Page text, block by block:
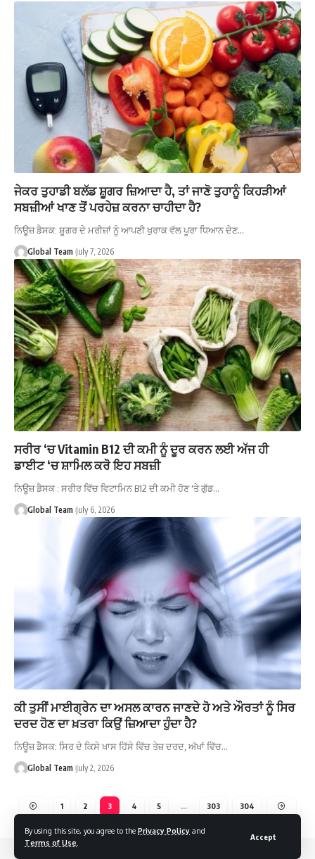
By using this site, you agree to the Privacy Policy and
Terms of Use
Accept
ਜੇਕਰ ਤੁਹਾਡੀ ਬਲੱਡ ਸ਼ੂਗਰ ਜ਼ਿਆਦਾ ਹੈ, ਤਾਂ ਜਾਣੋ ਤੁਹਾਨੂੰ ਕਿਹੜੀਆਂ
ਸਬਜ਼ੀਆਂ ਖਾਣ ਤੋਂ ਪਰਹੇਜ਼ ਕਰਨਾ ਚਾਹੀਦਾ ਹੈ?
ਨਿਊਜ਼ ਡੈਸਕ: ਸ਼ੂਗਰ ਦੇ ਮਰੀਜ਼ਾਂ ਨੂੰ ਆਪਣੀ ਖੁਰਾਕ ਵੱਲ ਪੂਰਾ ਧਿਆਨ ਦੇਣ…
Global Team July 7, 2026
ਸਰੀਰ ‘ਚ Vitamin B12 ਦੀ ਕਮੀ ਨੂੰ ਦੂਰ ਕਰਨ ਲਈ ਅੱਜ ਹੀ
ਡਾਈਟ ‘ਚ ਸ਼ਾਮਿਲ ਕਰੋ ਇਹ ਸਬਜ਼ੀ
ਨਿਊਜ਼ ਡੈਸਕ : ਸਰੀਰ ਵਿੱਚ ਵਿਟਾਮਿਨ B12 ਦੀ ਕਮੀ ਹੋਣ 'ਤੇ ਗੁੱਡ…
Global Team July 6, 2026
ਕੀ ਤੁਸੀਂ ਮਾਈਗ੍ਰੇਨ ਦਾ ਅਸਲ ਕਾਰਨ ਜਾਣਦੇ ਹੋ ਅਤੇ ਔਰਤਾਂ ਨੂੰ ਸਿਰ
ਦਰਦ ਹੋਣ ਦਾ ਖ਼ਤਰਾ ਕਿਉਂ ਜ਼ਿਆਦਾ ਹੁੰਦਾ ਹੈ?
ਨਿਊਜ਼ ਡੈਸਕ: ਸਿਰ ਦੇ ਕਿਸੇ ਖਾਸ ਹਿੱਸੇ ਵਿੱਚ ਤੇਜ਼ ਦਰਦ, ਅੱਖਾਂ ਵਿੱਚ…
Global Team July 2, 2026
1 2 3 4 5 … 303 304